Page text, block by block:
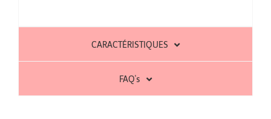
CARACTÉRISTIQUES
FAQ's